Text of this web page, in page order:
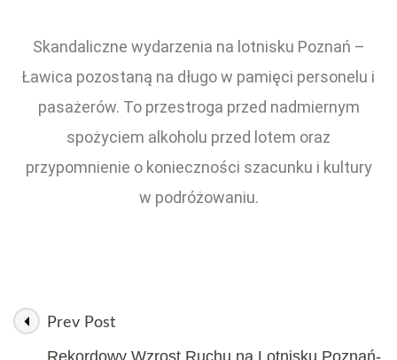
Skandaliczne wydarzenia na lotnisku Poznań –
Ławica pozostaną na długo w pamięci personelu i
pasażerów. To przestroga przed nadmiernym
spożyciem alkoholu przed lotem oraz
przypomnienie o konieczności szacunku i kultury
w podróżowaniu.
Prev Post
Rekordowy Wzrost Ruchu na Lotnisku Poznań-